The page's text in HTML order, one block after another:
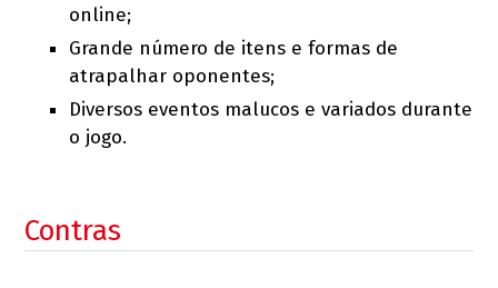
online;
Grande número de itens e formas de
atrapalhar oponentes;
Diversos eventos malucos e variados durante
o jogo.
Contras